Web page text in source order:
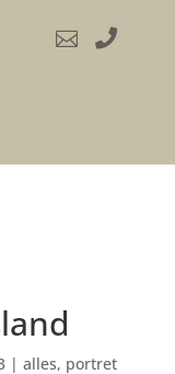
 
| alles, portret